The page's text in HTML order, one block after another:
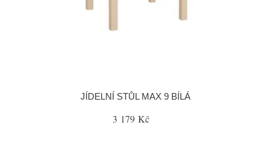
JÍDELNÍ STŮL MAX 9 BÍLÁ
3 179 Kč